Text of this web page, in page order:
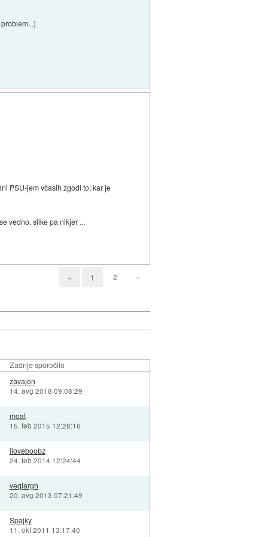
PSU-jem včasih zgodi to, kar je
vedno, slike pa nikjer ...
« 1 2 »
Zadnje sporočilo
zavajon
14. avg 2018 09:08:29
moat
15. feb 2015 12:28:16
iloveboobz
24. feb 2014 12:24:44
veqlargh
20. avg 2013 07:21:49
Spajky
11. okt 2011 13:17:40